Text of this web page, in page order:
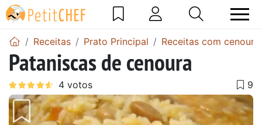
Receitas Prato Principal Receitas com cenoura
Pataniscas de cenoura